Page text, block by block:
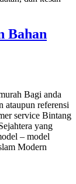
Bahan
Bagi anda
ataupun referensi
service Bintang
yang
– model
Modern